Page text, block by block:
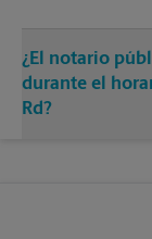
¿El notario
durante el
Rd?